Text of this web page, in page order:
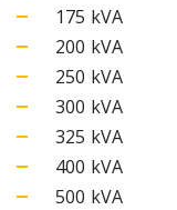
175 kVA
200 kVA
250 kVA
300 kVA
325 kVA
400 kVA
500 kVA